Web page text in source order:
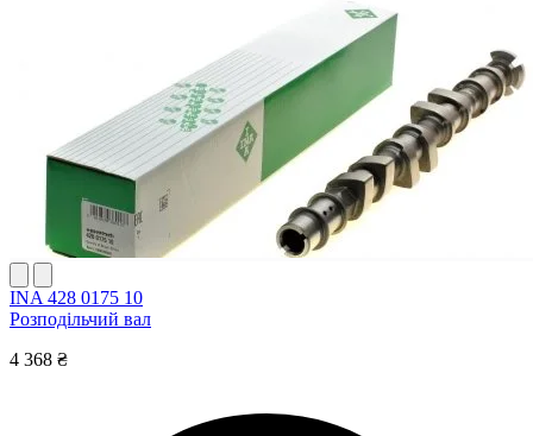
INA 428 0175 10
Розподільчий вал
4 368 ₴